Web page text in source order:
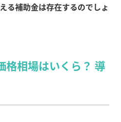
る補助金は存在するのでしょ
格相場はいくら？ 導